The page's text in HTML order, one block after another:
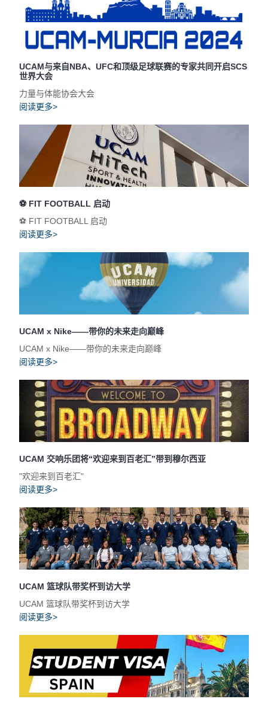
UCAM与来自NBA、UFC和顶级足球联赛的专家共同开启SCS
世界大会
力量与体能协会大会
阅读更多>
⚽️ FIT FOOTBALL 启动
⚽️ FIT FOOTBALL 启动
阅读更多>
UCAM x Nike——带你的未来走向巅峰
UCAM x Nike——带你的未来走向巅峰
阅读更多>
UCAM 交响乐团将“欢迎来到百老汇”带到穆尔西亚
"欢迎来到百老汇"
阅读更多>
UCAM 篮球队带奖杯到访大学
UCAM 篮球队带奖杯到访大学
阅读更多>